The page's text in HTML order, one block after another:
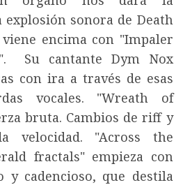
explosión sonora de Death
encima con "Impaler
Su cantante Dym Nox
con ira a través de esas
vocales. "Wreath of
bruta. Cambios de riff y
velocidad. "Across the
fractals" empieza con
cadencioso, que destila